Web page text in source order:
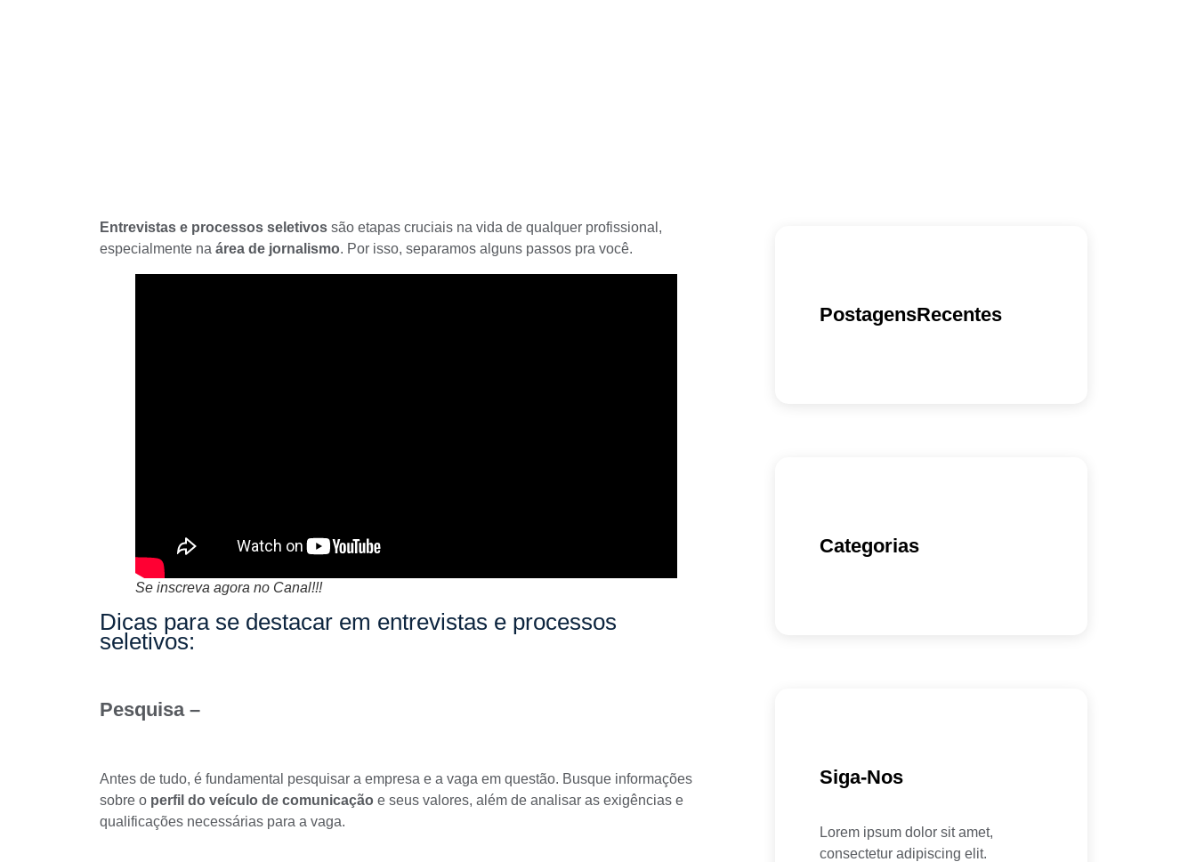
Entrevistas e processos seletivos são etapas cruciais na vida de qualquer profissional,
especialmente na área de jornalismo. Por isso, separamos alguns passos pra você.
Se inscreva agora no Canal!!!
Dicas para se destacar em entrevistas e processos
seletivos:
Pesquisa –
Antes de tudo, é fundamental pesquisar a empresa e a vaga em questão. Busque informações
sobre o perfil do veículo de comunicação e seus valores, além de analisar as exigências e
qualificações necessárias para a vaga.
PostagensRecentes
Categorias
Siga-Nos
Lorem ipsum dolor sit amet,
consectetur adipiscing elit.